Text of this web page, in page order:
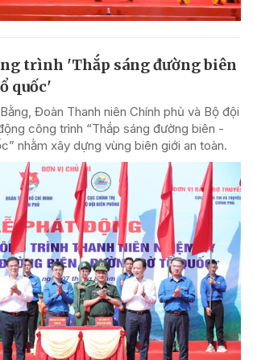
trình 'Thắp sáng đường biên
quốc'
Đoàn Thanh niên Chính phủ và Bộ đội
công trình “Thắp sáng đường biên -
nhằm xây dựng vùng biên giới an toàn.